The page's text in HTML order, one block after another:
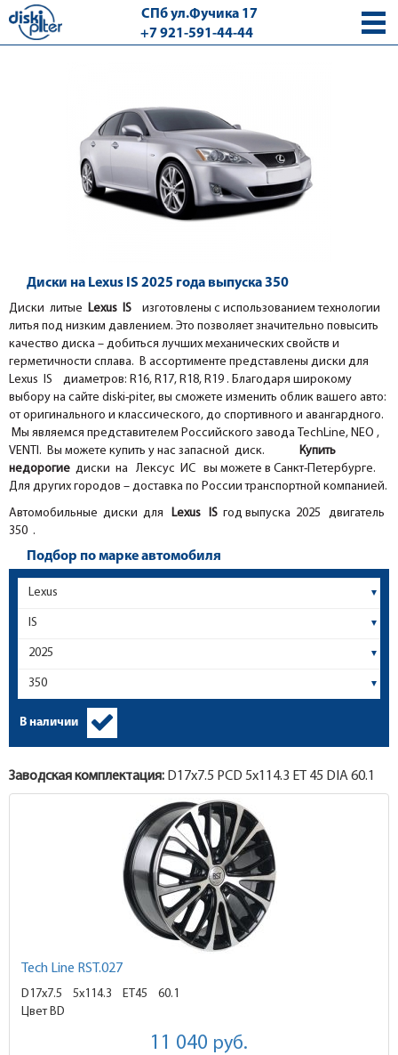
СПб ул.Фучика 17
+7 921-591-44-44
Диски на Lexus IS 2025 года выпуска 350
Диски литые Lexus IS изготовлены с использованием технологии
литья под низким давлением. Это позволяет значительно повысить
качество диска – добиться лучших механических свойств и
герметичности сплава. В ассортименте представлены диски для
Lexus IS диаметров: R16, R17, R18, R19 . Благодаря широкому
выбору на сайте diski-piter, вы сможете изменить облик вашего авто:
от оригинального и классического, до спортивного и авангардного.
Мы являемся представителем Российского завода TechLine, NEO ,
VENTI. Вы можете купить у нас запасной диск. Купить
недорогие диски на Лексус ИС вы можете в Санкт-Петербурге.
Для других городов – доставка по России транспортной компанией.
Автомобильные диски для
Lexus IS год выпуска 2025 двигатель
350 .
Подбор по марке автомобиля
В наличии
Заводская комплектация: D17x7.5 PCD 5x114.3 ET 45 DIA 60.1
Tech Line RST.027
D17x7.5 5x114.3 ET45
60.1
Цвет BD
11 040 руб.